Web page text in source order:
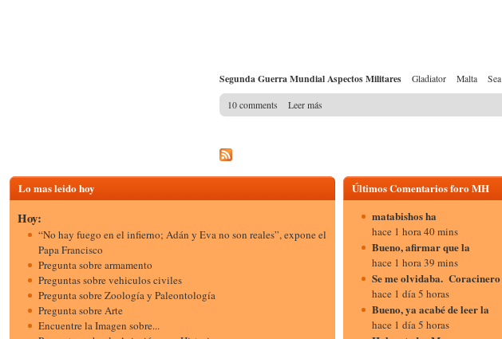
Segunda Guerra Mundial Aspectos Militares Gladiator Malta Sea
10 comments Leer más
Lo mas leido hoy
Hoy:
“No hay fuego en el infierno; Adán y Eva no son reales”, expone el
Papa Francisco
Pregunta sobre armamento
Preguntas sobre vehiculos civiles
Pregunta sobre Zoología y Paleontología
Pregunta sobre Arte
Encuentre la Imagen sobre...
Últimos Comentarios foro MH
matabishos ha
hace 1 hora 40 mins
Bueno, afirmar que la
hace 1 hora 39 mins
Se me olvidaba. Coracinero
hace 1 día 5 horas
Bueno, ya acabé de leer la
hace 1 día 5 horas